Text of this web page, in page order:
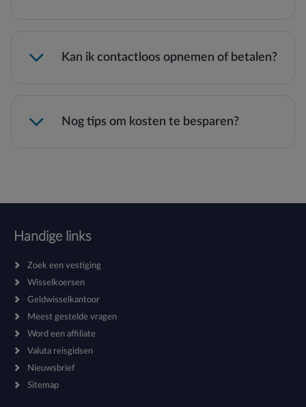
Kan ik contactloos opnemen of betalen?
Nog tips om kosten te besparen?
Handige links
Zoek een vestiging
Wisselkoersen
Geldwisselkantoor
Meest gestelde vragen
Word een affiliate
Valuta reisgidsen
Nieuwsbrief
Sitemap